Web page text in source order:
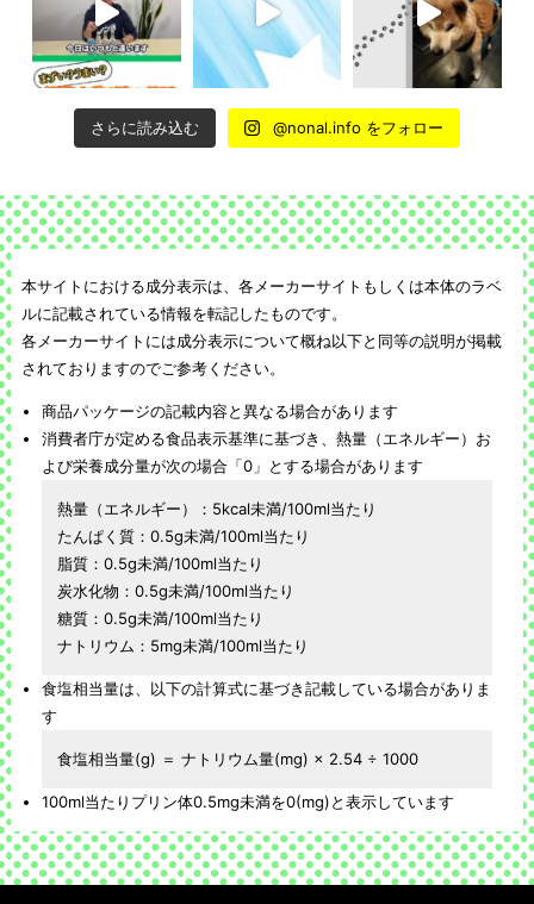
さらに読み込む @nonal.info をフォロー
本サイトにおける成分表示は、各メーカーサイトもしくは本体のラベ
ルに記載されている情報を転記したものです。
各メーカーサイトには成分表示について概ね以下と同等の説明が掲載
されておりますのでご参考ください。
商品パッケージの記載内容と異なる場合があります
消費者庁が定める食品表示基準に基づき、熱量（エネルギー）お
よび栄養成分量が次の場合「0」とする場合があります
熱量（エネルギー）：5kcal未満/100ml当たり
たんぱく質：0.5g未満/100ml当たり
脂質：0.5g未満/100ml当たり
炭水化物：0.5g未満/100ml当たり
糖質：0.5g未満/100ml当たり
ナトリウム：5mg未満/100ml当たり
食塩相当量は、以下の計算式に基づき記載している場合がありま
す
食塩相当量(g) ＝ ナトリウム量(mg) × 2.54 ÷ 1000
100ml当たりプリン体0.5mg未満を0(mg)と表示しています